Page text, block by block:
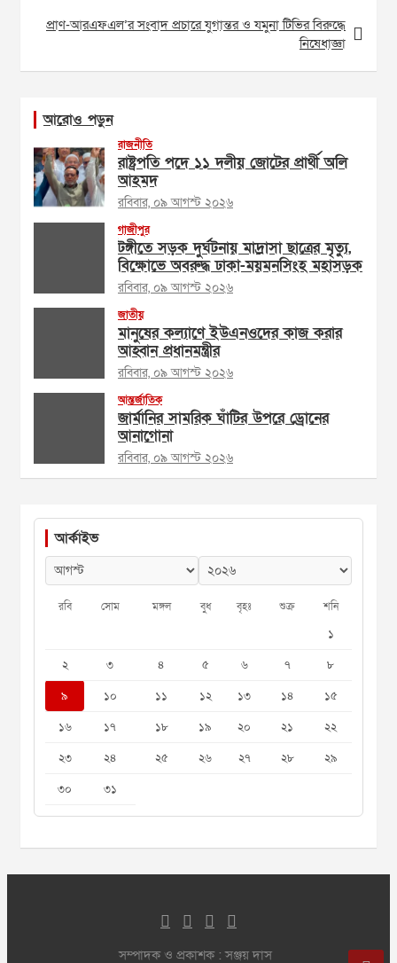
প্রাণ-আরএফএল’র সংবাদ প্রচারে যুগান্তর ও যমুনা টিভির বিরুদ্ধে
নিষেধাজ্ঞা
আরোও পড়ুন
রাজনীতি
রাষ্ট্রপতি পদে ১১ দলীয় জোটের প্রার্থী অলি
আহমদ
রবিবার, ০৯ আগস্ট ২০২৬
গাজীপুর
টঙ্গীতে সড়ক দুর্ঘটনায় মাদ্রাসা ছাত্রের মৃত্যু,
বিক্ষোভে অবরুদ্ধ ঢাকা-ময়মনসিংহ মহাসড়ক
রবিবার, ০৯ আগস্ট ২০২৬
জাতীয়
মানুষের কল্যাণে ইউএনওদের কাজ করার
আহ্বান প্রধানমন্ত্রীর
রবিবার, ০৯ আগস্ট ২০২৬
আন্তর্জাতিক
জার্মানির সামরিক ঘাঁটির উপরে ড্রোনের
আনাগোনা
রবিবার, ০৯ আগস্ট ২০২৬
আর্কাইভ
রবি সোম মঙ্গল বুধ বৃহঃ শুক্র শনি
১
২
৩ ৪ ৫ ৬ ৭
৮
৯
১০ ১১ ১২ ১৩ ১৪
১৫
১৬
১৭ ১৮ ১৯ ২০ ২১
২২
২৩
২৪ ২৫ ২৬ ২৭ ২৮
২৯
৩০
৩১
সম্পাদক ও প্রকাশক : সঞ্জয় দাস